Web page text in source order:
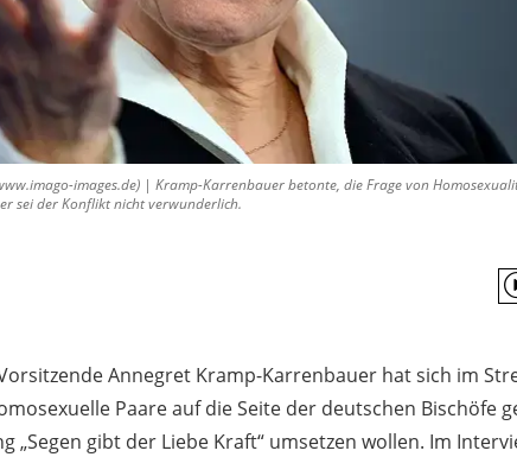
images.de) | Kramp-Karrenbauer betonte, die Frage von
sei der Konflikt nicht verwunderlich.
Annegret Kramp-Karrenbauer hat sich im
Paare auf die Seite der deutschen Bischöfe
„Segen gibt der Liebe Kraft“ umsetzen wollen. Im